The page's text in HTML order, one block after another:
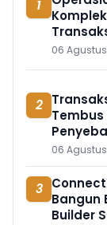
1
06
2
06
3
Bangun
Builder